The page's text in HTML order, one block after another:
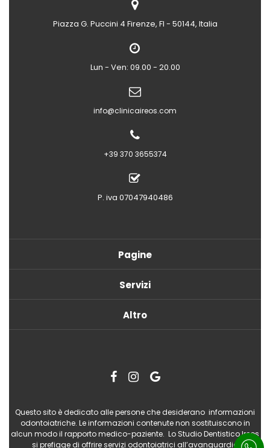
Piazza G. Puccini 4 Firenze, FI - 50144, Italia
Lun - Ven: 09.00 - 20.00
info@clinicaireos.com
+39 370 3655374
P. iva 07047940486
Pagine
Servizi
Altro
Questo sito è dedicato alle persone che desiderano informazioni
odontoiatriche. Le informazioni contenute non sostituiscono in
alcun modo il rapporto medico-paziente. Lo Studio Dentistico Ireos
si prefigge di offrire servizi odontoiatrici all’avanguardia